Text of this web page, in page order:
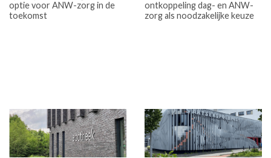
optie voor ANW-zorg in de
toekomst
ontkoppeling dag- en ANW-
zorg als noodzakelijke keuze